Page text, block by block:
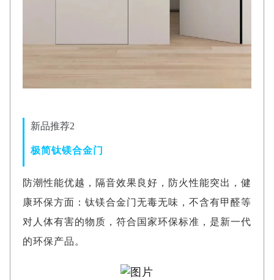
新品推荐2
极简钛镁合金门
防潮性能优越，隔音效果良好，防火性能突出，健
康环保方面：钛镁合金门无毒无味，不含有甲醛等
对人体有害的物质，符合国家环保标准，是新一代
的环保产品。